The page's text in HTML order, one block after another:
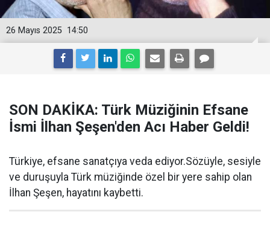
14:50
26 Mayıs 2025
SON DAKİKA: Türk Müziğinin Efsane
İsmi İlhan Şeşen'den Acı Haber Geldi!
Türkiye, efsane sanatçıya veda ediyor.Sözüyle, sesiyle
ve duruşuyla Türk müziğinde özel bir yere sahip olan
İlhan Şeşen, hayatını kaybetti.